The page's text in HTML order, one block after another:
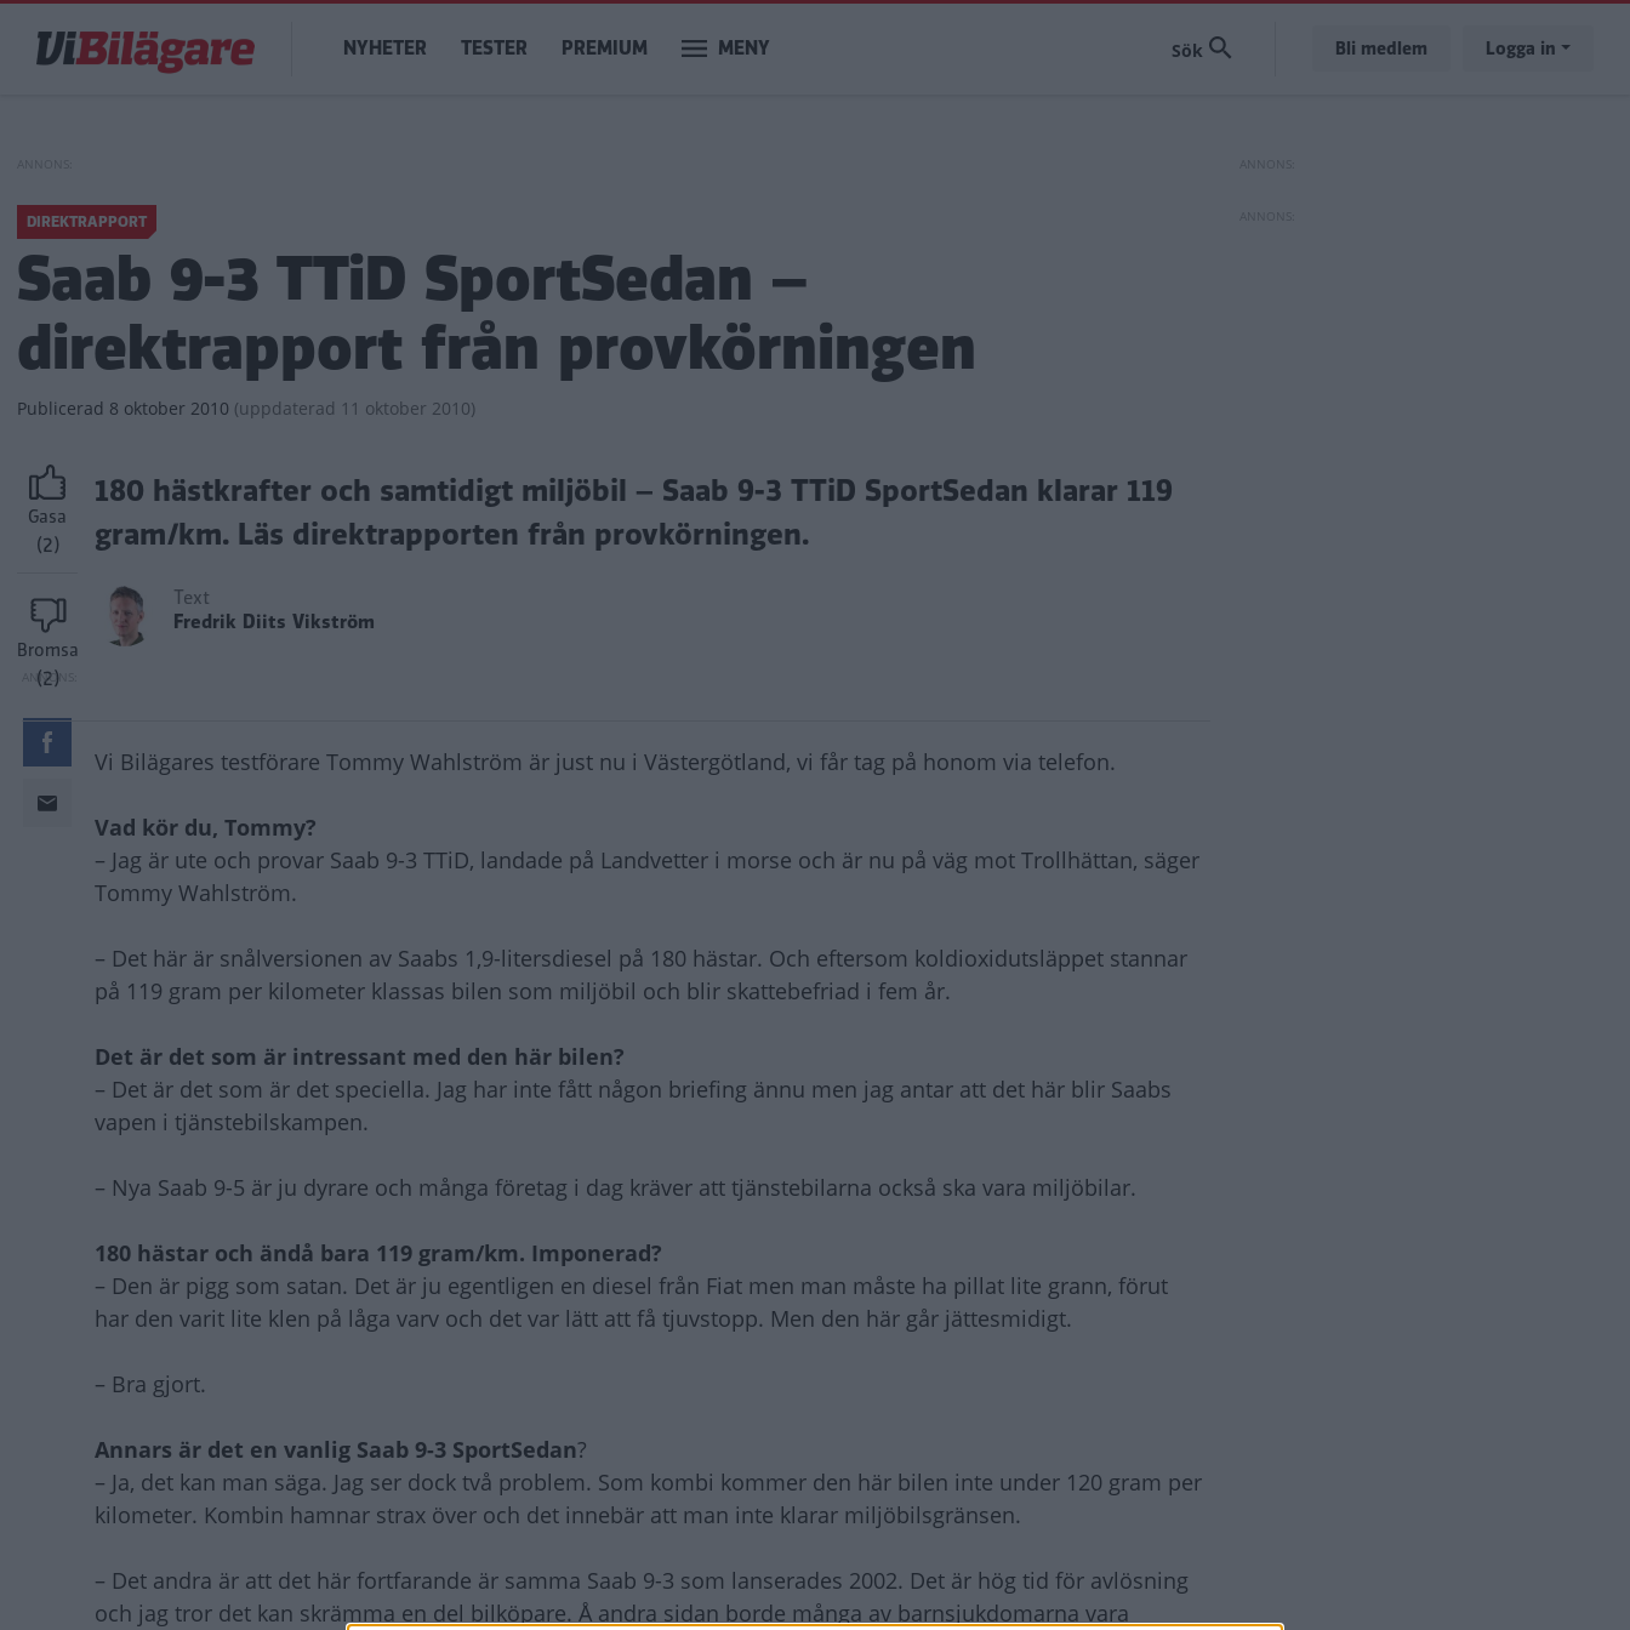
huvudinnehåll
Main
navigation
NYHETER TESTER PREMIUM MENY Bli medlem Logga in
DIREKTRAPPORT
Saab 9-3 TTiD SportSedan –
direktrapport från provkörningen
Publicerad 8 oktober 2010 (uppdaterad 11 oktober 2010)
Gasa
(2)
Bromsa
(2)
180 hästkrafter och samtidigt miljöbil – Saab 9-3 TTiD SportSedan klarar 119
gram/km. Läs direktrapporten från provkörningen.
Text
Fredrik Diits Vikström
Vi Bilägares testförare Tommy Wahlström är just nu i Västergötland, vi får tag på honom via telefon.
Vad kör du, Tommy?
– Jag är ute och provar Saab 9-3 TTiD, landade på Landvetter i morse och är nu på väg mot Trollhättan, säger
Tommy Wahlström.
– Det här är snålversionen av Saabs 1,9-litersdiesel på 180 hästar. Och eftersom koldioxidutsläppet stannar
på 119 gram per kilometer klassas bilen som miljöbil och blir skattebefriad i fem år.
Det är det som är intressant med den här bilen?
– Det är det som är det speciella. Jag har inte fått någon briefing ännu men jag antar att det här blir Saabs
vapen i tjänstebilskampen.
– Nya Saab 9-5 är ju dyrare och många företag i dag kräver att tjänstebilarna också ska vara miljöbilar.
180 hästar och ändå bara 119 gram/km. Imponerad?
– Den är pigg som satan. Det är ju egentligen en diesel från Fiat men man måste ha pillat lite grann, förut
har den varit lite klen på låga varv och det var lätt att få tjuvstopp. Men den här går jättesmidigt.
– Bra gjort.
Annars är det en vanlig Saab 9-3 SportSedan?
– Ja, det kan man säga. Jag ser dock två problem. Som kombi kommer den här bilen inte under 120 gram per
kilometer. Kombin hamnar strax över och det innebär att man inte klarar miljöbilsgränsen.
– Det andra är att det här fortfarande är samma Saab 9-3 som lanserades 2002. Det är hög tid för avlösning
och jag tror det kan skrämma en del bilköpare. Å andra sidan borde många av barnsjukdomarna vara